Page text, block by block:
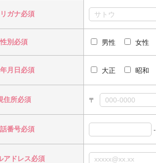
ガナ必須
性別必須 男性 女性
月日必須 大正 昭和
住所必須 〒
番号必須 -
アドレス必須